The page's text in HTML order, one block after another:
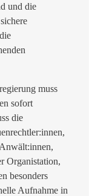
und die
muss
sofort
die
Organistation,
besonders
Aufnahme in